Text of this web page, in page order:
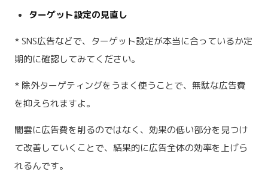
ターゲット設定の見直し
* SNS広告などで、ターゲット設定が本当に合っているか定
期的に確認してみてください。
* 除外ターゲティングをうまく使うことで、無駄な広告費
を抑えられますよ。
闇雲に広告費を削るのではなく、効果の低い部分を見つけ
て改善していくことで、結果的に広告全体の効率を上げら
れるんです。